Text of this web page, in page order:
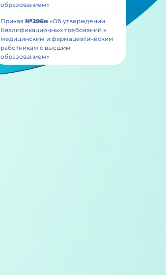
образованием»
Приказ №206н «Об утверждении
Квалификационных требований к
медицинским и фармацевтическим
работникам с высшим
образованием»